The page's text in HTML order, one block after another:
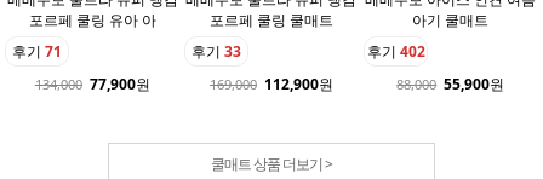
포르페 쿨링 유아 아
후기71
134,000 77,900원
포르페 쿨링 쿨매트
후기33
169,000 112,900원
아기 쿨매트
후기 402
88,000 55,900원
쿨매트 상품 더보기 >